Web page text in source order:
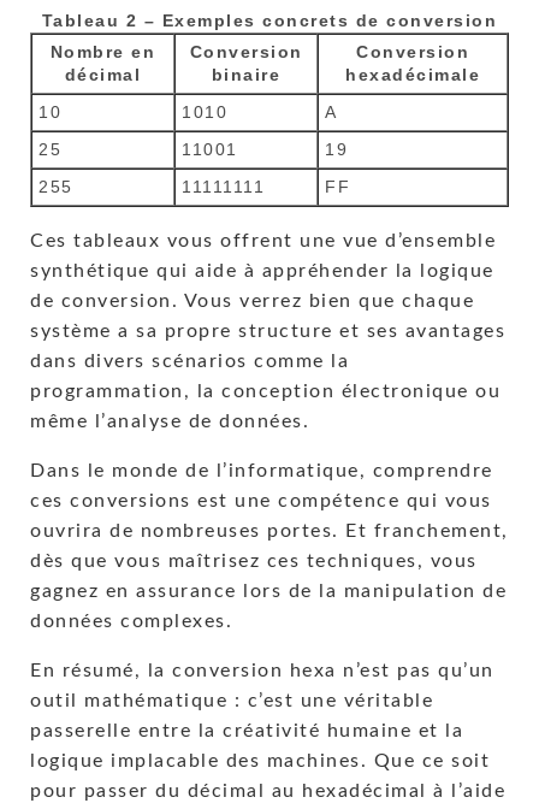
Tableau 2 – Exemples concrets de conversion
Nombre en
décimal
Conversion
binaire
Conversion
hexadécimale
10
1010
A
25
11001
19
255
11111111 FF
Ces tableaux vous offrent une vue d’ensemble
synthétique qui aide à appréhender la logique
de conversion. Vous verrez bien que chaque
système a sa propre structure et ses avantages
dans divers scénarios comme la
programmation, la conception électronique ou
même l’analyse de données.
Dans le monde de l’informatique, comprendre
ces conversions est une compétence qui vous
ouvrira de nombreuses portes. Et franchement,
dès que vous maîtrisez ces techniques, vous
gagnez en assurance lors de la manipulation de
données complexes.
En résumé, la conversion hexa n’est pas qu’un
outil mathématique : c’est une véritable
passerelle entre la créativité humaine et la
logique implacable des machines. Que ce soit
pour passer du décimal au hexadécimal à l’aide